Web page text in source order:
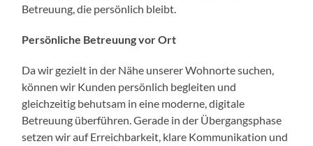
Betreuung, die persönlich bleibt.
Persönliche Betreuung vor Ort
Da wir gezielt in der Nähe unserer Wohnorte suchen,
können wir Kunden persönlich begleiten und
gleichzeitig behutsam in eine moderne, digitale
Betreuung überführen. Gerade in der Übergangsphase
setzen wir auf Erreichbarkeit, klare Kommunikation und